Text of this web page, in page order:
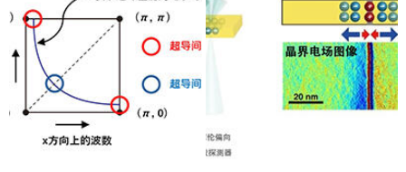
政策
日本科研费增设国际共同研究强化新类别，促进青年研究人员赴海外开
展研究